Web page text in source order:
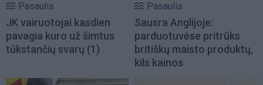
Pasaulis
JK vairuotojai kasdien
pavagia kuro už šimtus
tūkstančių svarų (1)
Pasaulis
Sausra Anglijoje:
parduotuvėse pritrūks
britiškų maisto produktų,
kils kainos